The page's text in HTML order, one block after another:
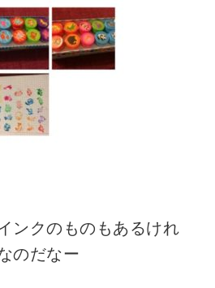
ンクのものもあるけれ
のだなー